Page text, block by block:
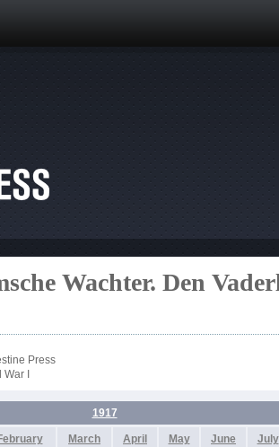
Wachter. Den
Press
I
1917
March April May June July